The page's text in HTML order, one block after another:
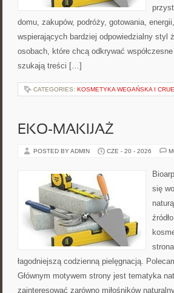
domu, zakupów, podróży, gotowania,
wspierających bardziej odpowiedzialny styl
osobach, które chcą odkrywać
szukają treści […]
CATEGORIES: KOSMETYKA WEGAŃSKA I
EKO-MAKIJAŻ
POSTED BY ADMIN CZE - 20 - 2026
się
łagodniejszą codzienną pielęgnacją.
Głównym motywem strony jest tematyka
zainteresować zarówno miłośników